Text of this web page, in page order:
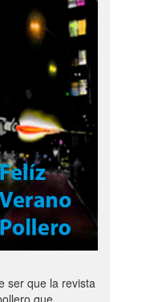
ser que la revista
que